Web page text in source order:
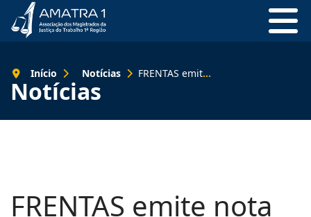
Notícias
Início Notícias FRENTAS emite nota após tese do STF sobre regime remuneratório
FRENTAS emite nota